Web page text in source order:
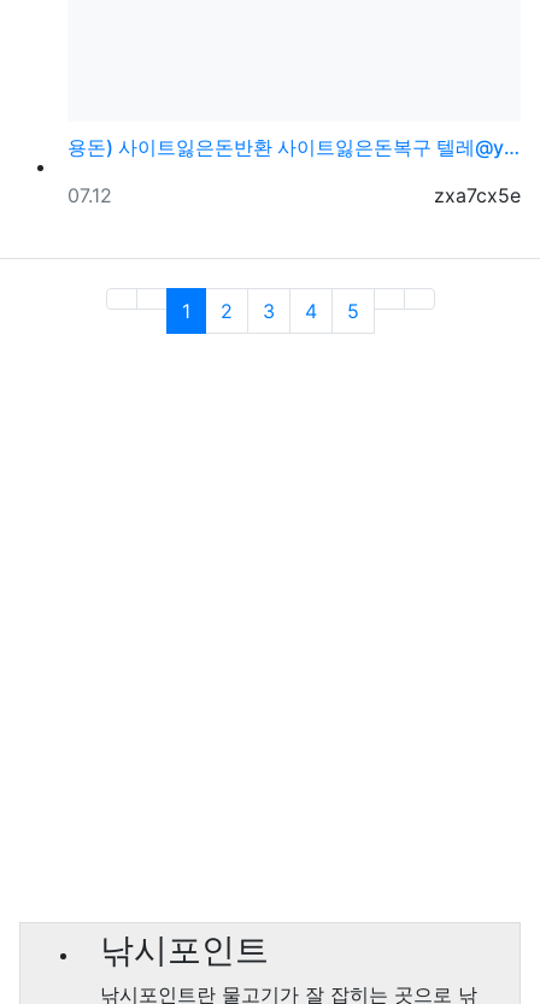
용돈) 사이트잃은돈반환 사이트잃은돈복구 텔레@ybcs2…
등록자
zxa7cx5e
등록일
07.12
1(current)
2 3 4 5
낚시포인트
낚시포인트란 물고기가 잘 잡히는 곳으로 낚